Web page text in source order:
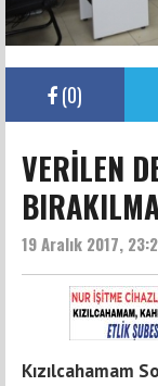
(0)
VERİLEN
19 Aralık 2017,
Kızılcahamam